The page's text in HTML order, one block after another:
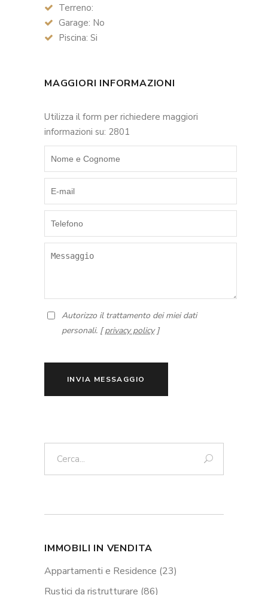
Terreno:
Garage: No
Piscina: Si
MAGGIORI INFORMAZIONI
Utilizza il form per richiedere maggiori
informazioni su: 2801
Autorizzo il trattamento dei miei dati
personali. [privacy policy]
INVIA MESSAGGIO
IMMOBILI IN VENDITA
Appartamenti e Residence (23)
Rustici da ristrutturare (86)